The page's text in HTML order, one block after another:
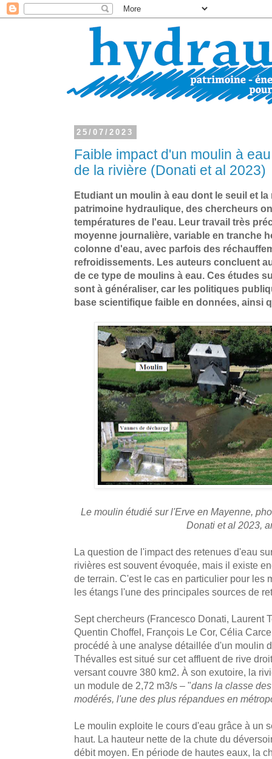
25/07/2023
Faible impact d'un moulin à
de la rivière (Donati et al 2023)
Etudiant un moulin à eau dont le seuil et
patrimoine hydraulique, des chercheurs
températures de l'eau. Leur travail très
moyenne journalière, variable en tranche
colonne d'eau, avec parfois des
refroidissements. Les auteurs concluent
de ce type de moulins à eau. Ces études
sont à généraliser, car les politiques
base scientifique faible en données, ainsi
Le moulin étudié sur l'Erve en Mayenne,
Donati et al 2023,
La question de l'impact des retenues d'eau
rivières est souvent évoquée, mais il existe
de terrain. C'est le cas en particulier pour les
les étangs l'une des principales sources de
Sept chercheurs (Francesco Donati, Laurent
Quentin Choffel, François Le Cor, Célia
procédé à une analyse détaillée d'un moulin
Thévalles est situé sur cet affluent de rive
versant couvre 380 km2. À son exutoire, la
un module de 2,72 m3/s – "dans la classe
modérés, l'une des plus répandues en
Le moulin exploite le cours d'eau grâce à un
haut. La hauteur nette de la chute du
débit moyen. En période de hautes eaux, la